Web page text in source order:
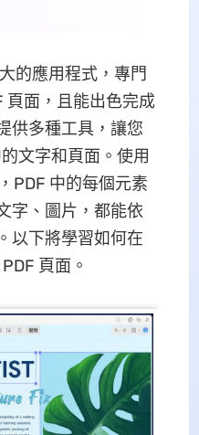
的應用程式，專門
頁面，且能出色完成
供多種工具，讓您
文字和頁面。使用
PDF 中的每個元素
字、圖片，都能依
以下將學習如何在
頁面。